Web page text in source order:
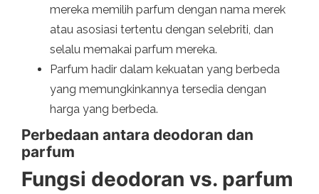
mereka memilih parfum dengan nama merek
atau asosiasi tertentu dengan selebriti, dan
selalu memakai parfum mereka.
Parfum hadir dalam kekuatan yang berbeda
yang memungkinkannya tersedia dengan
harga yang berbeda.
Perbedaan antara deodoran dan
parfum
Fungsi deodoran vs. parfum